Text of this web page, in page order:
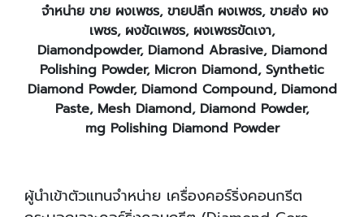
จำหน่าย ขาย ผงเพชร, ขายปลีก ผงเพชร, ขายส่ง ผง
เพชร, ผงขัดเพชร, ผงเพชรขัดเงา,
Diamondpowder, Diamond Abrasive, Diamond
Polishing Powder, Micron Diamond, Synthetic
Diamond Powder, Diamond Compound, Diamond
Paste, Mesh Diamond, Diamond Powder,
mg Polishing Diamond Powder
ผู้นำเข้าตัวแทนจำหน่าย เครื่องคอร์ริ่งคอนกรีต